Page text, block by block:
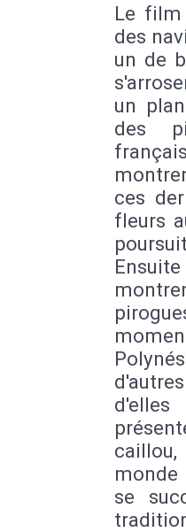
Le
des
un de
un
des
ces
fleurs
se